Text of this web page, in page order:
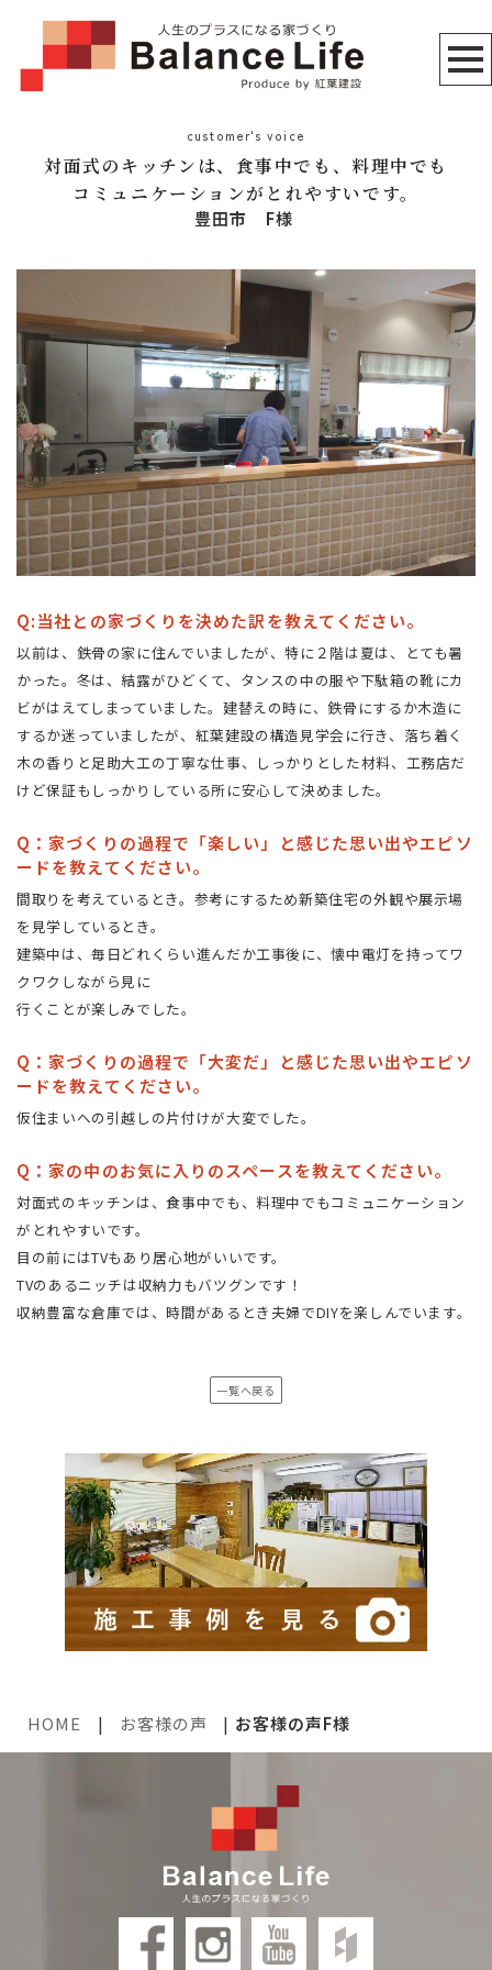
customer's voice
対面式のキッチンは、食事中でも、料理中でも
コミュニケーションがとれやすいです。
豊田市 F様
Q:当社との家づくりを決めた訳を教えてください。
以前は、鉄骨の家に住んでいましたが、特に２階は夏は、とても暑
かった。冬は、結露がひどくて、タンスの中の服や下駄箱の靴にカ
ビがはえてしまっていました。建替えの時に、鉄骨にするか木造に
するか迷っていましたが、紅葉建設の構造見学会に行き、落ち着く
木の香りと足助大工の丁寧な仕事、しっかりとした材料、工務店だ
けど保証もしっかりしている所に安心して決めました。
Q：家づくりの過程で「楽しい」と感じた思い出やエピソ
ードを教えてください。
間取りを考えているとき。参考にするため新築住宅の外観や展示場
を見学しているとき。
建築中は、毎日どれくらい進んだか工事後に、懐中電灯を持ってワ
クワクしながら見に
行くことが楽しみでした。
Q：家づくりの過程で「大変だ」と感じた思い出やエピソ
ードを教えてください。
仮住まいへの引越しの片付けが大変でした。
Q：家の中のお気に入りのスペースを教えてください。
対面式のキッチンは、食事中でも、料理中でもコミュニケーション
がとれやすいです。
目の前にはTVもあり居心地がいいです。
TVのあるニッチは収納力もバツグンです！
収納豊富な倉庫では、時間があるとき夫婦でDIYを楽しんでいます。
一覧へ戻る
HOME | お客様の声 | お客様の声F様